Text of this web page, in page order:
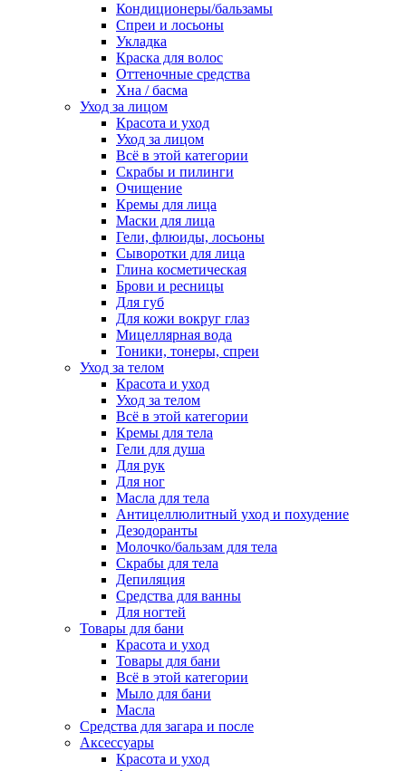
Кондиционеры/бальзамы
Спреи и лосьоны
Укладка
Краска для волос
Оттеночные средства
Хна / басма
Уход за лицом
Красота и уход
Уход за лицом
Всё в этой категории
Скрабы и пилинги
Очищение
Кремы для лица
Маски для лица
Гели, флюиды, лосьоны
Сыворотки для лица
Глина косметическая
Брови и ресницы
Для губ
Для кожи вокруг глаз
Мицеллярная вода
Тоники, тонеры, спреи
Уход за телом
Красота и уход
Уход за телом
Всё в этой категории
Кремы для тела
Гели для душа
Для рук
Для ног
Масла для тела
Антицеллюлитный уход и похудение
Дезодоранты
Молочко/бальзам для тела
Скрабы для тела
Депиляция
Средства для ванны
Для ногтей
Товары для бани
Красота и уход
Товары для бани
Всё в этой категории
Мыло для бани
Масла
Средства для загара и после
Аксессуары
Красота и уход